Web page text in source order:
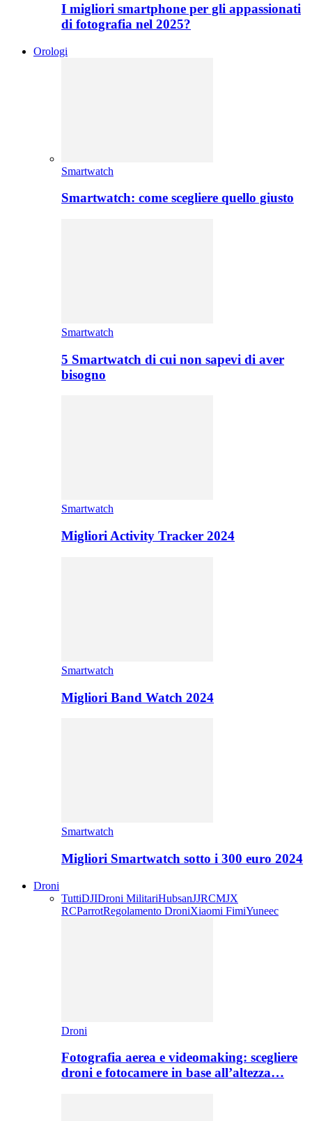
I migliori smartphone per gli appassionati
di fotografia nel 2025?
Orologi
Smartwatch
Smartwatch: come scegliere quello giusto
Smartwatch
5 Smartwatch di cui non sapevi di aver
bisogno
Smartwatch
Migliori Activity Tracker 2024
Smartwatch
Migliori Band Watch 2024
Smartwatch
Migliori Smartwatch sotto i 300 euro 2024
Droni
TuttiDJIDroni MilitariHubsanJJRCMJX
RCParrotRegolamento DroniXiaomi FimiYuneec
Droni
Fotografia aerea e videomaking: scegliere
droni e fotocamere in base all’altezza…